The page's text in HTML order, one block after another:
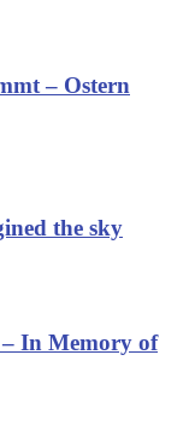
– Ostern
the sky
In Memory of